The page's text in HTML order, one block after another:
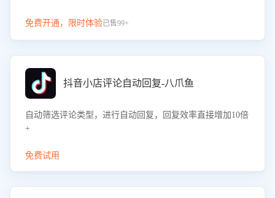
免费开通，限时体验已售99+
抖音小店评论自动回复-八爪鱼
自动筛选评论类型，进行自动回复，回复效率直接增加10倍
+
免费试用